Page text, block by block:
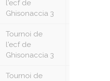
l'ecf de
Ghisonaccia 3
Tournoi de
l'ecf de
Ghisonaccia 3
Tournoi de